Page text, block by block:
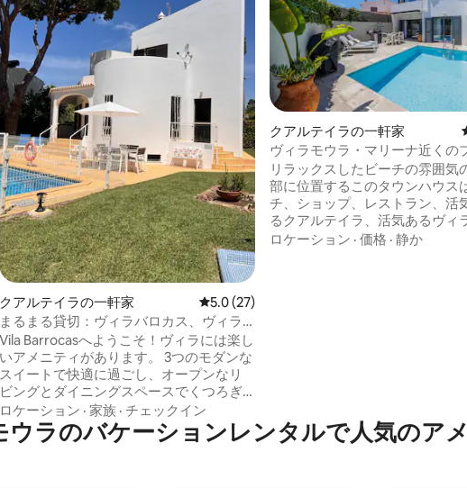
、5つ星中5.0つ星の平均評価
クアルテイラの一軒家 レビュー27件、5つ星中5.0つ星の平均評価
5.0 (27)
まるまる貸切：ヴィラバロカス、ヴィラ
モウラ
Vila Barrocasへようこそ！ヴィラには楽し
いアメニティがあります。 3つのモダンな
スイートで快適に過ごし、オープンなリ
ビングとダイニングスペースでくつろぎ
ましょう。すべてにエアコンが備わって
います！ 2階のテラスをお楽しみいただく
か、地下のゲームルームで卓球、ダー
ロケーション · 家族 · チェックイン
クアルテイラの一軒家
ヴィラモウラ・マリーナ近くの
きビーチハウス
リラックスしたビーチの雰囲気
部に位置するこのタウンハウス
チ、ショップ、レストラン、活
るクアルテイラ、活気あるヴィ
ラ・マリーナまで徒歩ですぐです。
ロケーション · 価格 · 静か
ウラのバケーションレンタルで人気のア